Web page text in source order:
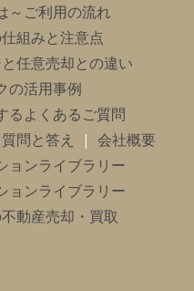
～ご利用の流れ
組みと注意点
任意売却との違い
の活用事例
るよくあるご質問
問と答え
会社概要
ョンライブラリー
ョンライブラリー
動産売却・買取